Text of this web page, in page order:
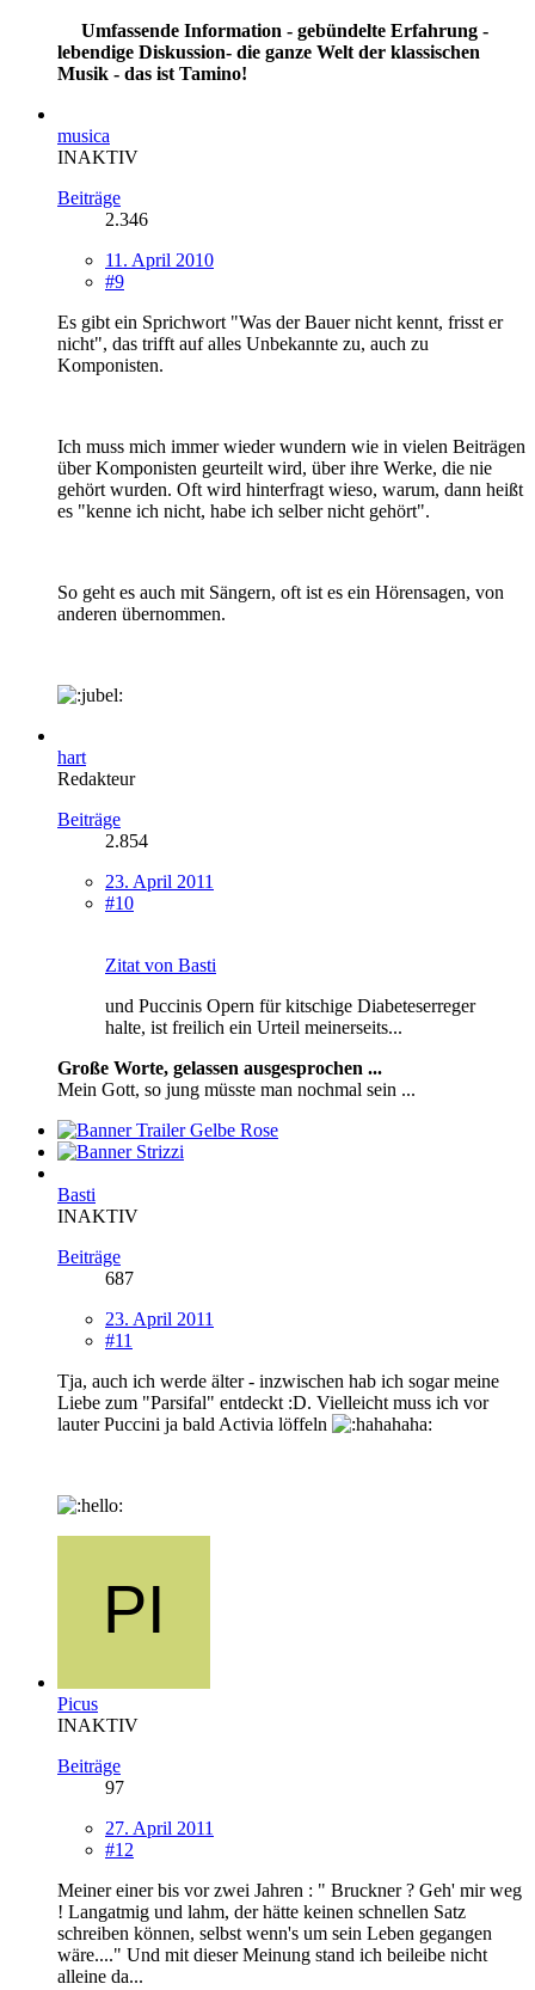
Umfassende Information - gebündelte Erfahrung -
lebendige Diskussion- die ganze Welt der klassischen
Musik - das ist Tamino!
musica
INAKTIV
Beiträge
2.346
11. April 2010
#9
Es gibt ein Sprichwort "Was der Bauer nicht kennt, frisst er
nicht", das trifft auf alles Unbekannte zu, auch zu
Komponisten.
Ich muss mich immer wieder wundern wie in vielen Beiträgen
über Komponisten geurteilt wird, über ihre Werke, die nie
gehört wurden. Oft wird hinterfragt wieso, warum, dann heißt
es "kenne ich nicht, habe ich selber nicht gehört".
So geht es auch mit Sängern, oft ist es ein Hörensagen, von
anderen übernommen.
hart
Redakteur
Beiträge
2.854
23. April 2011
#10
Zitat von Basti
und Puccinis Opern für kitschige Diabeteserreger
halte, ist freilich ein Urteil meinerseits...
Große Worte, gelassen ausgesprochen ...
Mein Gott, so jung müsste man nochmal sein ...
Basti
INAKTIV
Beiträge
687
23. April 2011
#11
Tja, auch ich werde älter - inzwischen hab ich sogar meine
Liebe zum "Parsifal" entdeckt :D. Vielleicht muss ich vor
lauter Puccini ja bald Activia löffeln
Picus
INAKTIV
Beiträge
97
27. April 2011
#12
Meiner einer bis vor zwei Jahren : " Bruckner ? Geh' mir weg
! Langatmig und lahm, der hätte keinen schnellen Satz
schreiben können, selbst wenn's um sein Leben gegangen
wäre...." Und mit dieser Meinung stand ich beileibe nicht
alleine da...